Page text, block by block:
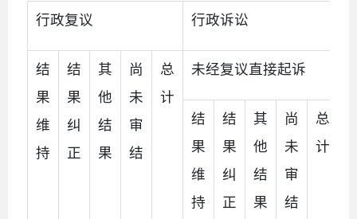
行政复议 行政诉讼
结
果
维
持
结
果
纠
正
其
他
结
果
尚
未
审
结
总
计
未经复议直接起诉
结
果
维
持
结
果
纠
正
其
他
结
果
尚
未
审
结
总
计